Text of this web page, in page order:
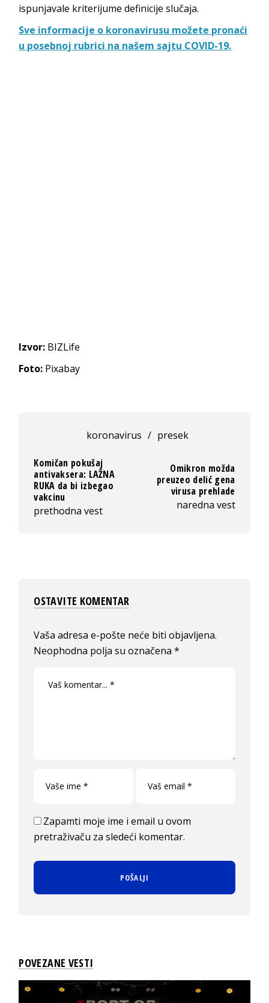
ispunjavale kriterijume definicije slučaja.
Sve informacije o koronavirusu možete pronaći
u posebnoj rubrici na našem sajtu COVID-19.
Izvor: BIZLife
Foto: Pixabay
koronavirus / presek
Komičan pokušaj
antivaksera: LAŽNA
RUKA da bi izbegao
vakcinu
prethodna vest
Omikron možda
preuzeo delić gena
virusa prehlade
naredna vest
OSTAVITE KOMENTAR
Vaša adresa e-pošte neće biti objavljena.
Neophodna polja su označena*
Zapamti moje ime i email u ovom
pretraživaču za sledeći komentar.
POVEZANE VESTI